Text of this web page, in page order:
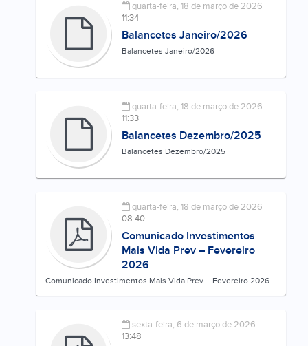
quarta-feira, 18 de março de 2026
11:34
Balancetes Janeiro/2026
Balancetes Janeiro/2026
quarta-feira, 18 de março de 2026
11:33
Balancetes Dezembro/2025
Balancetes Dezembro/2025
quarta-feira, 18 de março de 2026
08:40
Comunicado Investimentos
Mais Vida Prev – Fevereiro
2026
Comunicado Investimentos Mais Vida Prev – Fevereiro 2026
sexta-feira, 6 de março de 2026
13:48